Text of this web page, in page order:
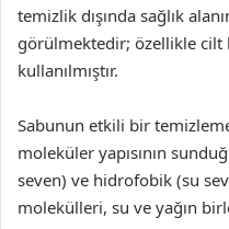
temizlik dışında sağlık
görülmektedir; özellikle cilt
kullanılmıştır.
Sabunun etkili bir
moleküler yapısının
seven) ve hidrofobik (su
molekülleri, su ve yağın